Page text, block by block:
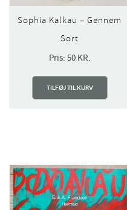
Sophia Kalkau – Gennem
Sort
Pris: 50 KR.
TILFØJ TIL KURV